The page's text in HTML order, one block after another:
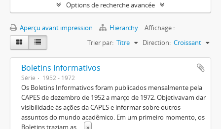
Options de recherche avancée
Aperçu avant impression Hierarchy
Affichage :
Trier par: Titre Direction: Croissant
Boletins Informativos
Série 1952 - 1972
Os Boletins Informativos foram publicados mensalmente pela
CAPES de dezembro de 1952 a março de 1972. Objetivavam dar
visibilidade às ações da CAPES e informar sobre outros
assuntos do mundo acadêmico. Em um primeiro momento, os
Boletins traziam as ... »